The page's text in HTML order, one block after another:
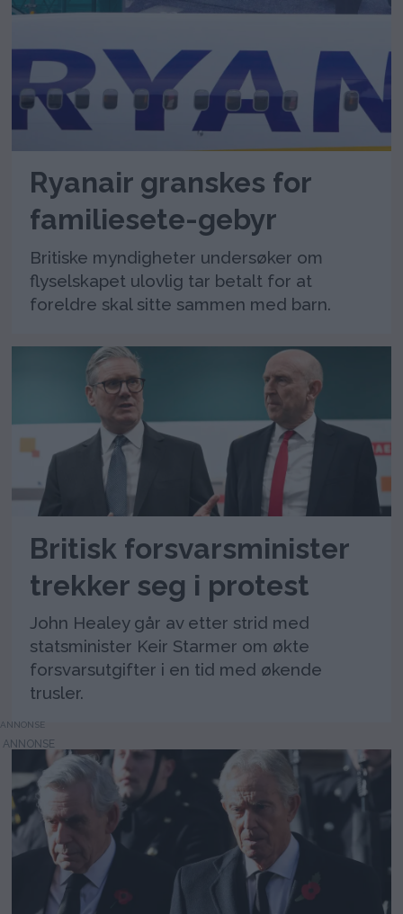
Ryanair granskes for
familiesete-gebyr
Britiske myndigheter undersøker om
flyselskapet ulovlig tar betalt for at
foreldre skal sitte sammen med barn.
Britisk forsvarsminister
trekker seg i protest
John Healey går av etter strid med
statsminister Keir Starmer om økte
forsvarsutgifter i en tid med økende
trusler.
ANNONSE